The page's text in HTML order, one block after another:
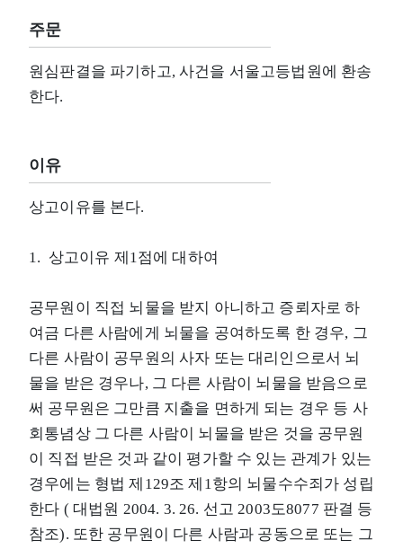
주문
원심판결을 파기하고, 사건을 서울고등법원에 환송
한다.
이유
상고이유를 본다.
1. 상고이유 제1점에 대하여
공무원이 직접 뇌물을 받지 아니하고 증뢰자로 하
여금 다른 사람에게 뇌물을 공여하도록 한 경우, 그
다른 사람이 공무원의 사자 또는 대리인으로서 뇌
물을 받은 경우나, 그 다른 사람이 뇌물을 받음으로
써 공무원은 그만큼 지출을 면하게 되는 경우 등 사
회통념상 그 다른 사람이 뇌물을 받은 것을 공무원
이 직접 받은 것과 같이 평가할 수 있는 관계가 있는
경우에는 형법 제129조 제1항의 뇌물수수죄가 성립
한다 ( 대법원 2004. 3. 26. 선고 2003도8077 판결 등
참조). 또한 공무원이 다른 사람과 공동으로 또는 그